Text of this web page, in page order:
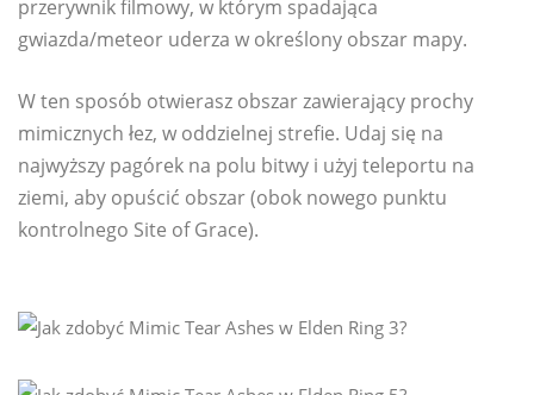
przerywnik filmowy, w którym spadająca
gwiazda/meteor uderza w określony obszar mapy.
W ten sposób otwierasz obszar zawierający prochy
mimicznych łez, w oddzielnej strefie. Udaj się na
najwyższy pagórek na polu bitwy i użyj teleportu na
ziemi, aby opuścić obszar (obok nowego punktu
kontrolnego Site of Grace).